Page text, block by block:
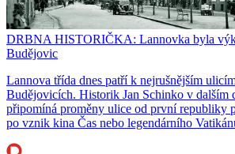
DRBNA HISTORIČKA: Lannovka byla
Budějovic
Lannova třída dnes patří k nejrušnějším
Budějovicích. Historik Jan Schinko v dalším
připomíná proměny ulice od první republiky
po vznik kina Čas nebo legendárního